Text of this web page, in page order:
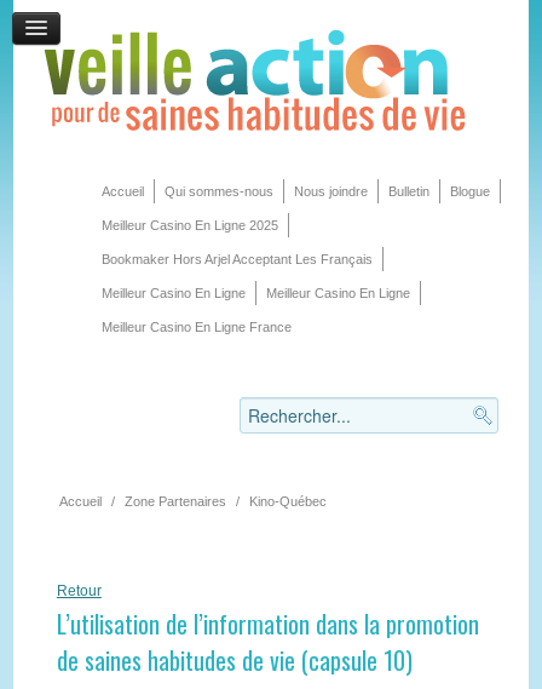
Accueil Qui sommes-nous Nous joindre Bulletin Blogue
Meilleur Casino En Ligne 2025
Bookmaker Hors Arjel Acceptant Les Français
Meilleur Casino En Ligne Meilleur Casino En Ligne
Meilleur Casino En Ligne France
Accueil / Zone Partenaires / Kino-Québec
Retour
L’utilisation de l’information dans la promotion
de saines habitudes de vie (capsule 10)